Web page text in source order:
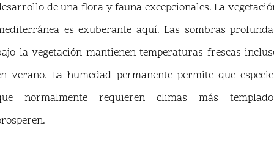
de una flora y fauna excepcionales. La
es exuberante aquí. Las sombras
la vegetación mantienen temperaturas frescas
verano. La humedad permanente permite que
normalmente requieren climas más